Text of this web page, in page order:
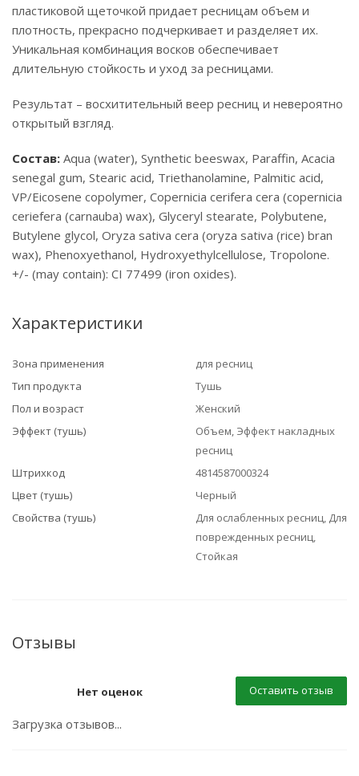
пластиковой щеточкой придает ресницам объем и
плотность, прекрасно подчеркивает и разделяет их.
Уникальная комбинация восков обеспечивает
длительную стойкость и уход за ресницами.
Результат – восхитительный веер ресниц и невероятно
открытый взгляд.
Состав: Aqua (water), Synthetic beeswax, Paraffin, Acacia
senegal gum, Stearic acid, Triethanolamine, Palmitic acid,
VP/Eicosene copolymer, Copernicia cerifera cera (copernicia
ceriefera (carnauba) wax), Glyceryl stearate, Polybutene,
Butylene glycol, Oryza sativa cera (oryza sativa (rice) bran
wax), Phenoxyethanol, Hydroxyethylcellulose, Tropolone.
+/- (may contain): CI 77499 (iron oxides).
Характеристики
Зона применения
для ресниц
Тип продукта
Тушь
Пол и возраст
Женский
Эффект (тушь)
Объем, Эффект накладных
ресниц
Штрихкод
4814587000324
Цвет (тушь)
Черный
Свойства (тушь)
Для ослабленных ресниц, Для
поврежденных ресниц,
Стойкая
Отзывы
Нет оценок Оставить отзыв
Загрузка отзывов...